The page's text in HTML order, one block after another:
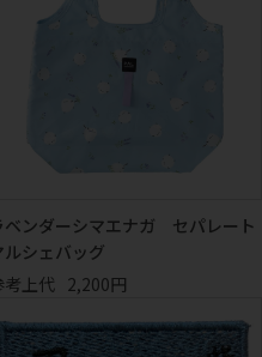
ベンダーシマエナガ セパレート
ルシェバッグ
考上代 2,200円